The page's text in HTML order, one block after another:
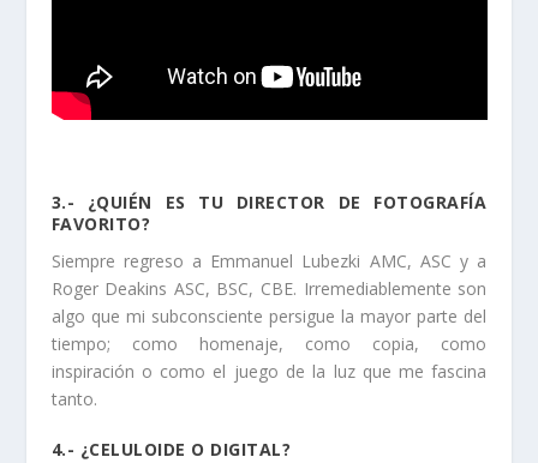
3.- ¿QUIÉN ES TU DIRECTOR DE FOTOGRAFÍA
FAVORITO?
Siempre regreso a Emmanuel Lubezki AMC, ASC y a
Roger Deakins ASC, BSC, CBE. Irremediablemente son
algo que mi subconsciente persigue la mayor parte del
tiempo; como homenaje, como copia, como
inspiración o como el juego de la luz que me fascina
tanto.
4.- ¿CELULOIDE O DIGITAL?